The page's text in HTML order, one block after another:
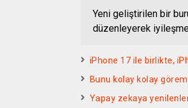
Yeni geliştirilen bir
düzenleyerek
iPhone 17 ile birlikte,
Bunu kolay kolay
Yapay zekaya